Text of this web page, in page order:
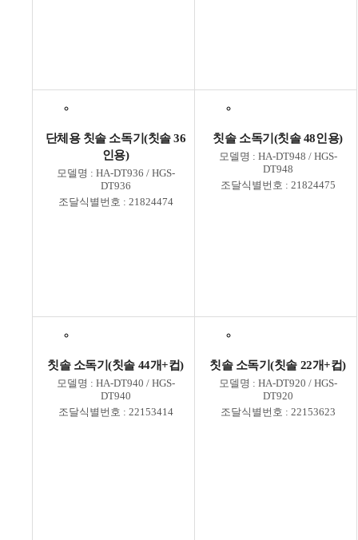
단체용 칫솔 소독기(칫솔 36
인용)
모델명 : HA-DT936 / HGS-
DT936
조달식별번호 : 21824474
칫솔 소독기(칫솔 48인용)
모델명 : HA-DT948 / HGS-
DT948
조달식별번호 : 21824475
칫솔 소독기(칫솔 44개+컵)
모델명 : HA-DT940 / HGS-
DT940
조달식별번호 : 22153414
칫솔 소독기(칫솔 22개+컵)
모델명 : HA-DT920 / HGS-
DT920
조달식별번호 : 22153623